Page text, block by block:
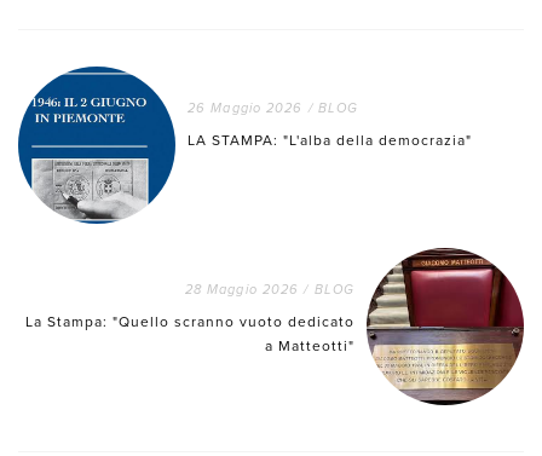
26 Maggio 2026 / BLOG
LA STAMPA: "L'alba della democrazia"
28 Maggio 2026 / BLOG
La Stampa: "Quello scranno vuoto dedicato
a Matteotti"